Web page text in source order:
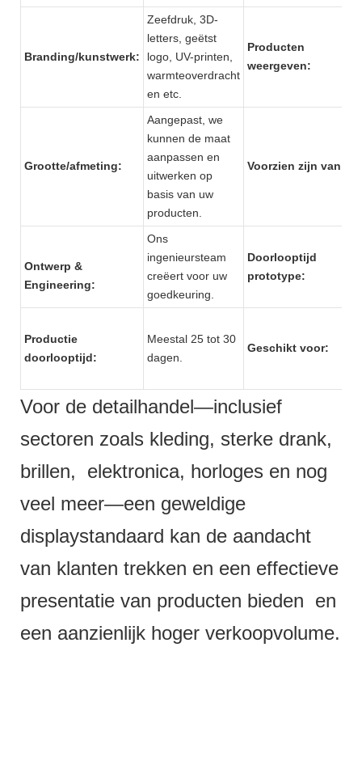
Branding/kunstwerk:
Zeefdruk, 3D-
letters, geëtst
logo, UV-printen,
warmteoverdracht
en etc.
Producten
weergeven:
Grootte/afmeting:
Aangepast, we
kunnen de maat
aanpassen en
uitwerken op
basis van uw
producten.
Voorzien zijn van:
Ontwerp &
Engineering:
Ons
ingenieursteam
creëert voor uw
goedkeuring.
Doorlooptijd
prototype:
Productie
doorlooptijd:
Meestal 25 tot 30
dagen.
Geschikt voor:
Voor de detailhandel—inclusief
sectoren zoals kleding, sterke drank,
brillen, elektronica, horloges en nog
veel meer—een geweldige
displaystandaard kan de aandacht
van klanten trekken en een effectieve
presentatie van producten bieden en
een aanzienlijk hoger verkoopvolume.